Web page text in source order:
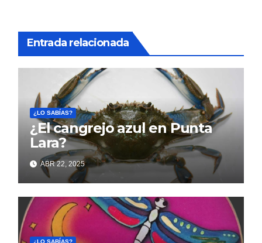
Entrada relacionada
¿LO SABÍAS?
¿El cangrejo azul en Punta
Lara?
ABR 22, 2025